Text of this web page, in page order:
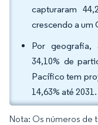
capturaram
crescendo a um
Por
34,10% de
Pacífico tem
14,63% até 2031.
Nota: Os números de